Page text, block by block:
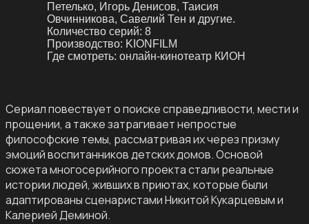
Петелько, Игорь Денисов, Таисия
Овчинникова, Савелий Тен и другие.
Количество серий: 8
Производство: KIONFILM
Где смотреть: онлайн-кинотеатр КИОН
Сериал повествует о поиске справедливости, мести и
прощении, а также затрагивает непростые
философские темы, рассматривая их через призму
эмоций воспитанников детских домов. Основой
сюжета многосерийного проекта стали реальные
истории людей, живших в приютах, которые были
адаптированы сценаристами Никитой Кукарцевым и
Калерией Деминой.